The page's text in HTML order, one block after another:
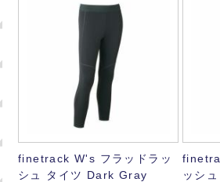
finetrack W's フラッドラッ
シュ タイツ Dark Gray
ッシ